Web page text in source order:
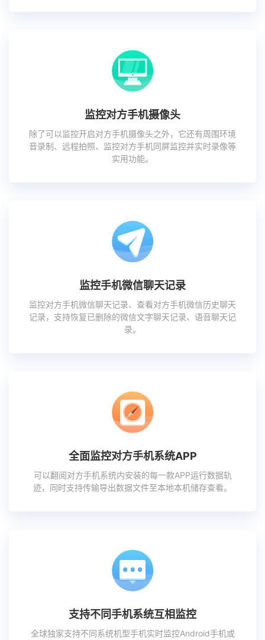
监控对方手机摄像头
除了可以监控开启对方手机摄像头之外，它还有周围环境
音录制、远程拍照、监控对方手机同屏监控并实时录像等
实用功能。
监控手机微信聊天记录
监控对方手机微信聊天记录、查看对方手机微信历史聊天
记录，支持恢复已删除的微信文字聊天记录、语音聊天记
录。
全面监控对方手机系统APP
可以翻阅对方手机系统内安装的每一款APP运行数据轨
迹，同时支持传输导出数据文件至本地本机储存查看。
支持不同手机系统互相监控
全球独家支持不同系统机型手机实时监控Android手机或